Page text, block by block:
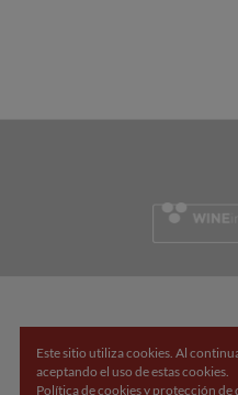
Este sitio utiliza cookies. Al
aceptando el uso de estas cookies.
Política de cookies y protección de